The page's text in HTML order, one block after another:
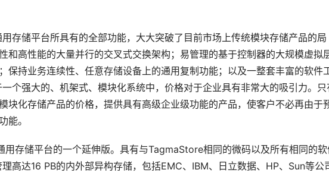
储平台所具有的全部功能，大大突破了目前市场上传统模块存储产品的局
和高性能的大量并行的交叉式交换架构；易管理的基于控制器的大规模虚拟层
保持业务连续性、任意存储设备上的通用复制功能；以及一整套丰富的软件
个强大的、机架式、模块化系统中，价格对于企业具有非常大的吸引力。只
块化存储产品的价格，提供具有高级企业级功能的产品，使客户不必再由于
能。
存储平台的一个延伸版。具有与TagmaStore相同的微码以及所有相同的软
高达16 PB的内外部异构存储，包括EMC、IBM、日立数据、HP、Sun等公